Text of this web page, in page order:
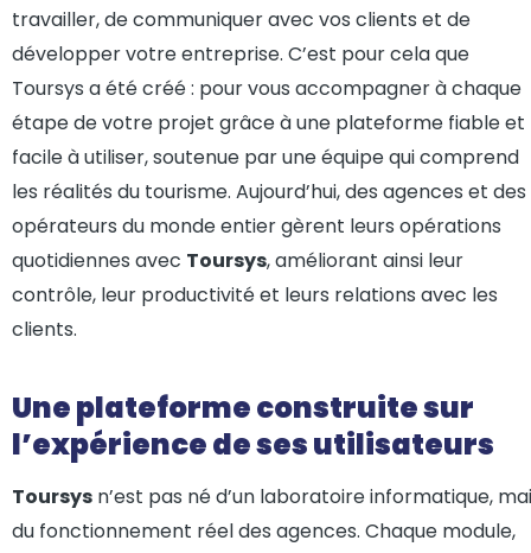
travailler, de communiquer avec vos clients et de
développer votre entreprise. C’est pour cela que
Toursys a été créé : pour vous accompagner à chaque
étape de votre projet grâce à une plateforme fiable et
facile à utiliser, soutenue par une équipe qui comprend
les réalités du tourisme. Aujourd’hui, des agences et des
opérateurs du monde entier gèrent leurs opérations
quotidiennes avec Toursys, améliorant ainsi leur
contrôle, leur productivité et leurs relations avec les
clients.
Une plateforme construite sur
l’expérience de ses utilisateurs
Toursys n’est pas né d’un laboratoire informatique,
du fonctionnement réel des agences. Chaque module,